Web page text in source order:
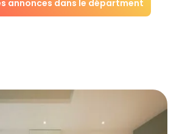
annonces dans le départment